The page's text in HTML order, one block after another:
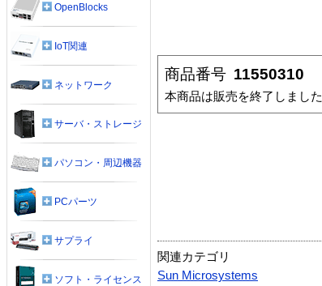
商品番号 11550310
本商品は販売を終了しました
関連カテゴリ
Sun Microsystems
OpenBlocks
IoT関連
ネットワーク
サーバ・ストレージ
パソコン・周辺機器
PCパーツ
サプライ
ソフト・ライセンス